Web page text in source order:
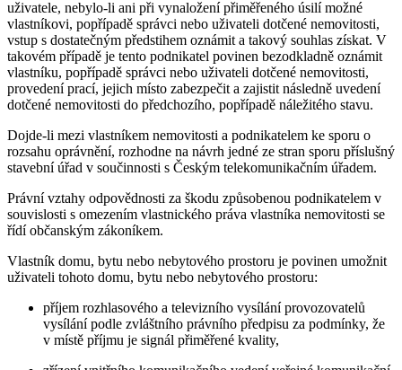
uživatele, nebylo-li ani při vynaložení přiměřeného úsilí možné
vlastníkovi, popřípadě správci nebo uživateli dotčené nemovitosti,
vstup s dostatečným předstihem oznámit a takový souhlas získat. V
takovém případě je tento podnikatel povinen bezodkladně oznámit
vlastníku, popřípadě správci nebo uživateli dotčené nemovitosti,
provedení prací, jejich místo zabezpečit a zajistit následně uvedení
dotčené nemovitosti do předchozího, popřípadě náležitého stavu.
Dojde-li mezi vlastníkem nemovitosti a podnikatelem ke sporu o
rozsahu oprávnění, rozhodne na návrh jedné ze stran sporu příslušný
stavební úřad v součinnosti s Českým telekomunikačním úřadem.
Právní vztahy odpovědnosti za škodu způsobenou podnikatelem v
souvislosti s omezením vlastnického práva vlastníka nemovitosti se
řídí občanským zákoníkem.
Vlastník domu, bytu nebo nebytového prostoru je povinen umožnit
uživateli tohoto domu, bytu nebo nebytového prostoru:
příjem rozhlasového a televizního vysílání provozovatelů
vysílání podle zvláštního právního předpisu za podmínky, že
v místě příjmu je signál přiměřené kvality,